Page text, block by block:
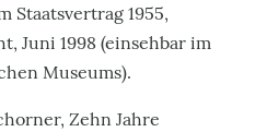
Staatsvertrag 1955,
Juni 1998 (einsehbar im
Museums).
Zehn Jahre